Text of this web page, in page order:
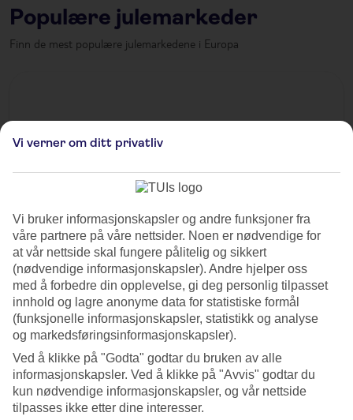
Populære julemarkeder
Finn de mest populære julemarkedene i Europa
Julemarked i Tivoli
Vesterbrogade 3, 1630 København V, Denmark
Jul i Tivoli er et skikkelig eventyr! Juletrærne skinner med
fargerike lys, mens den blinkende dekor...
Vi verner om ditt privatliv
Vi bruker informasjonskapsler og andre funksjoner fra
våre partnere på våre nettsider. Noen er nødvendige for
at vår nettside skal fungere pålitelig og sikkert
(nødvendige informasjonskapsler). Andre hjelper oss
med å forbedre din opplevelse, gi deg personlig tilpasset
innhold og lagre anonyme data for statistiske formål
(funksjonelle informasjonskapsler, statistikk og analyse
og markedsføringsinformasjonskapsler).
Ved å klikke på "Godta" godtar du bruken av alle
informasjonskapsler. Ved å klikke på "Avvis" godtar du
kun nødvendige informasjonskapsler, og vår nettside
tilpasses ikke etter dine interesser.